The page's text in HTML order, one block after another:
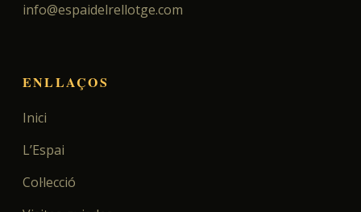
info@espaidelrellotge.com
ENLLAÇOS
Inici
L’Espai
Col·lecció